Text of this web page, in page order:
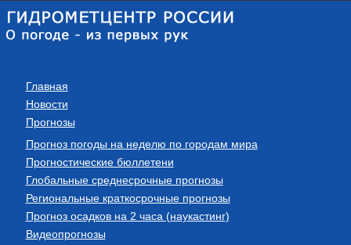
Главная
Новости
Прогнозы
Прогноз погоды на неделю по городам мира
Прогностические бюллетени
Глобальные среднесрочные прогнозы
Региональные краткосрочные прогнозы
Прогноз осадков на 2 часа (наукастинг)
Видеопрогнозы